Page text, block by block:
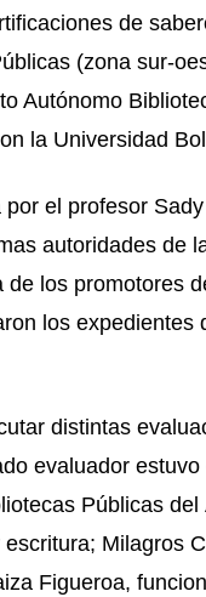
de
(zona sur-
Autónomo
la Universidad
el profesor
autoridades de
los promotores
los expedientes
distintas
evaluador
Públicas
Milagros
Figueroa,